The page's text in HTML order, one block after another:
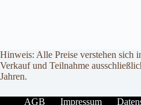
Hinweis: Alle Preise verstehen sich
Verkauf und Teilnahme
Jahren.
AGB Impressum